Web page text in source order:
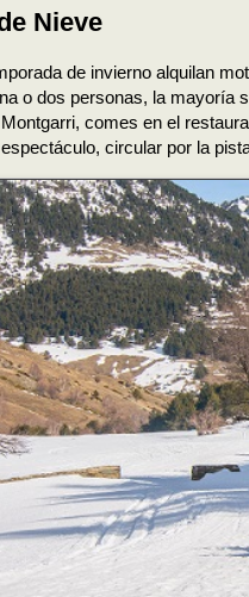
Nieve
de invierno alquilan
o dos personas, la mayoría
comes en el
circular por la